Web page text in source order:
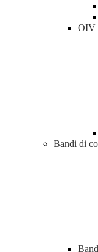
OIV
Bandi di